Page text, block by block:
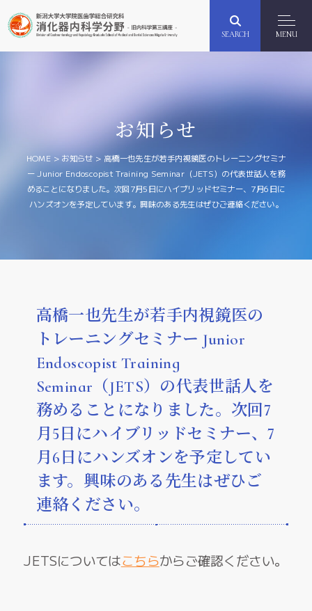
SEARCH MENU
お知らせ
HOME > お知らせ > 高橋一也先生が若手内視鏡医のトレーニングセミナ
ー Junior Endoscopist Training Seminar（JETS）の代表世話人を務
めることになりました。次回7月5日にハイブリッドセミナー、7月6日に
ハンズオンを予定しています。興味のある先生はぜひご連絡ください。
高橋一也先生が若手内視鏡医の
トレーニングセミナー Junior
Endoscopist Training
Seminar（JETS）の代表世話人を
務めることになりました。次回7
月5日にハイブリッドセミナー、7
月6日にハンズオンを予定してい
ます。興味のある先生はぜひご
連絡ください。
JETSについてはこちらからご確認ください。